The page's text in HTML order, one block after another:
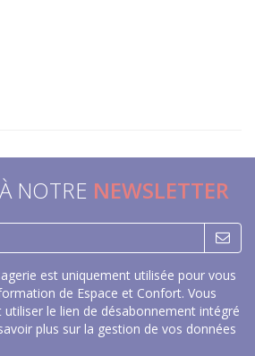
NOTRE NEWSLETTER
est uniquement utilisée pour vous
de Espace et Confort. Vous
le lien de désabonnement intégré
plus sur la gestion de vos données